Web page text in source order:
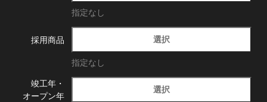
指定なし
採用商品 選択
指定なし
竣工年・
オープン年
選択